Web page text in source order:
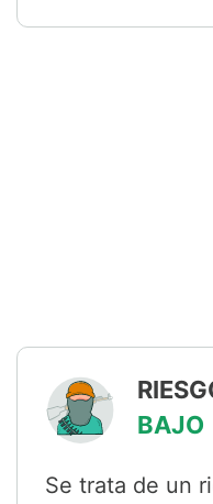
BAJO
Se trata de un